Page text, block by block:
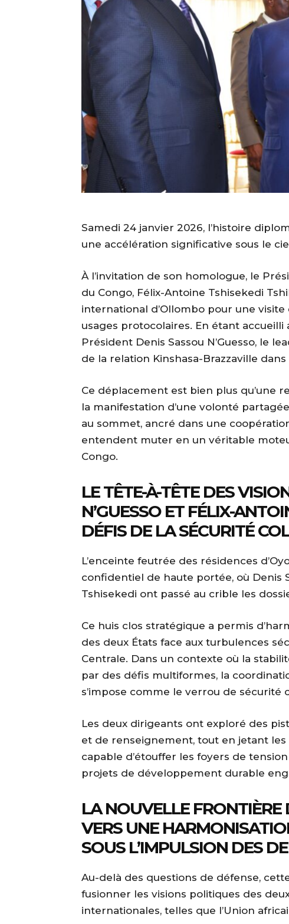
Samedi 24 janvier 2026, l’histoire
une accélération significative sous le
À l’invitation de son homologue, le
du Congo, Félix-Antoine Tshisekedi
international d’Ollombo pour une
usages protocolaires. En étant
Président Denis Sassou N’Guesso, le
de la relation Kinshasa-Brazzaville
Ce déplacement est bien plus qu’une
la manifestation d’une volonté
au sommet, ancré dans une
entendent muter en un véritable
Congo.
LE TÊTE-À-TÊTE DES
N’GUESSO ET FÉLIX-
DÉFIS DE LA SÉCURITÉ
L’enceinte feutrée des résidences
confidentiel de haute portée, où Denis
Tshisekedi ont passé au crible les
Ce huis clos stratégique a permis
des deux États face aux turbulences
Centrale. Dans un contexte où la
par des défis multiformes, la
s’impose comme le verrou de sécurité
Les deux dirigeants ont exploré des
et de renseignement, tout en jetant
capable d’étouffer les foyers de
projets de développement durable
LA NOUVELLE FRONTIÈRE
VERS UNE
SOUS L’IMPULSION DES
Au-delà des questions de défense,
fusionner les visions politiques des
internationales, telles que l’Union